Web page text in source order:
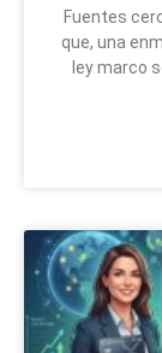
Fuentes
que, una
ley marco